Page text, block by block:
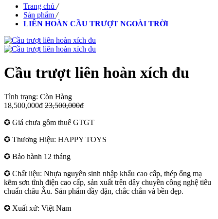
Trang chủ /
Sản phẩm /
LIÊN HOÀN CẦU TRƯỢT NGOÀI TRỜI
Cầu trượt liên hoàn xích đu
Tình trạng: Còn Hàng
18,500,000đ 23,500,000đ
✪ Giá chưa gồm thuế GTGT
✪ Thương Hiệu: HAPPY TOYS
✪ Bảo hành 12 tháng
✪ Chất liệu: Nhựa nguyên sinh nhập khẩu cao cấp, thép ống mạ
kẽm sơn tĩnh điện cao cấp, sản xuất trên dây chuyền công nghệ tiêu
chuẩn châu Âu. Sản phẩm dầy dặn, chắc chắn và bền đẹp.
✪ Xuất xứ: Việt Nam